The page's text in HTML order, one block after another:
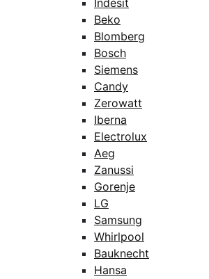
Indesit
Beko
Blomberg
Bosch
Siemens
Candy
Zerowatt
Iberna
Electrolux
Aeg
Zanussi
Gorenje
LG
Samsung
Whirlpool
Bauknecht
Hansa